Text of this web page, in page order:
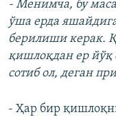
- Менимча, бу
ўша ерда
берилиши керак.
қишлоқдан ер йўқ
сотиб ол, деган
- Ҳар бир